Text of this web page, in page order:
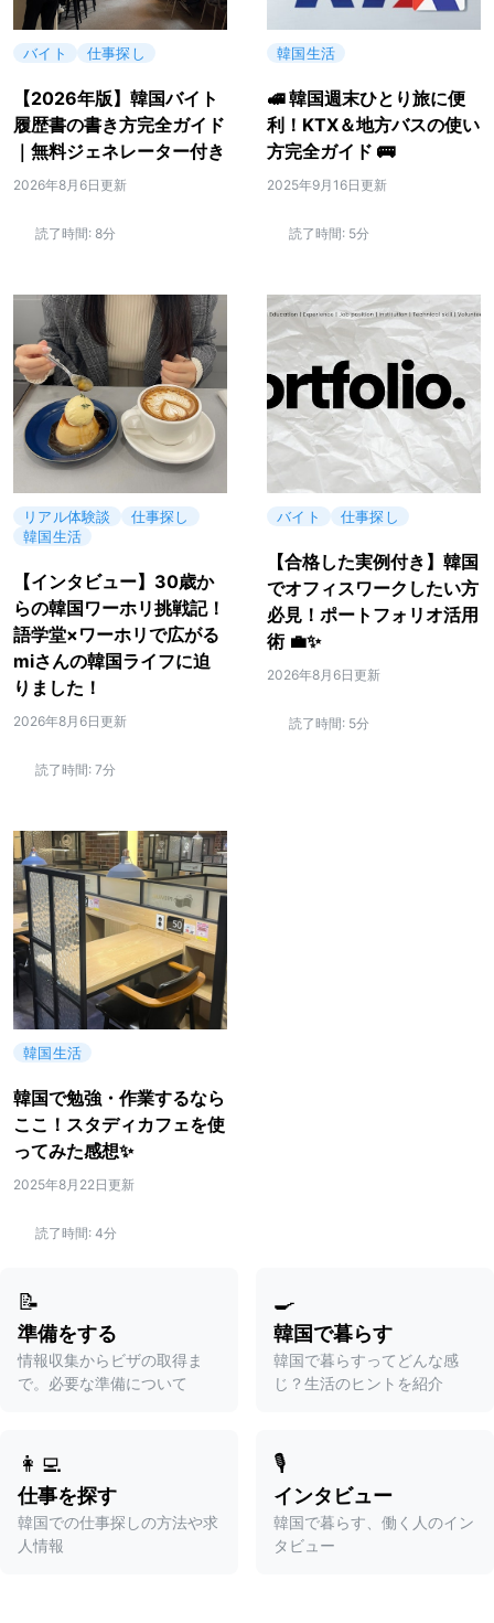
バイト 仕事探し
【2026年版】韓国バイト
履歴書の書き方完全ガイド
｜無料ジェネレーター付き
2026年8月6日更新
読了時間: 8分
韓国生活
🚅 韓国週末ひとり旅に便
利！KTX＆地方バスの使い
方完全ガイド 🚌
2025年9月16日更新
読了時間: 5分
リアル体験談
仕事探し
韓国生活
【インタビュー】30歳か
らの韓国ワーホリ挑戦記！
語学堂×ワーホリで広がる
miさんの韓国ライフに迫
りました！
2026年8月6日更新
読了時間: 7分
バイト 仕事探し
【合格した実例付き】韓国
でオフィスワークしたい方
必見！ポートフォリオ活用
術 💼✨
2026年8月6日更新
読了時間: 5分
韓国生活
韓国で勉強・作業するなら
ここ！スタディカフェを使
ってみた感想✨
2025年8月22日更新
読了時間: 4分
📝
準備をする
情報収集からビザの取得ま
で。必要な準備について
🍳
韓国で暮らす
韓国で暮らすってどんな感
じ？生活のヒントを紹介
👩‍💻
仕事を探す
韓国での仕事探しの方法や求
人情報
🎙️
インタビュー
韓国で暮らす、働く人のイン
タビュー